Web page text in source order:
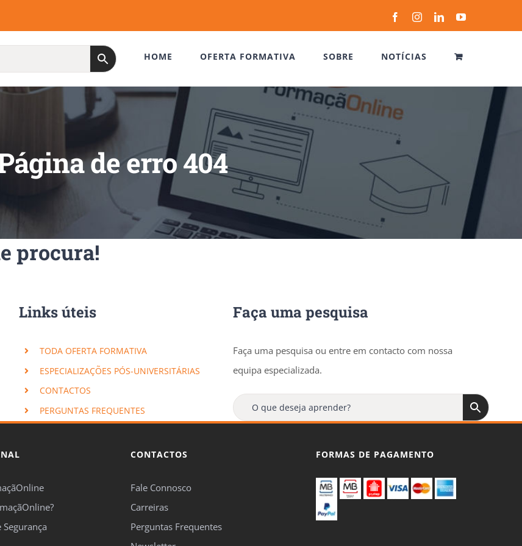
FacebookInstagramLinkedInYouTube
HOME OFERTA FORMATIVA SOBRE NOTÍCIAS
de erro 404
procura!
Links úteis
TODA OFERTA FORMATIVA
ESPECIALIZAÇÕES PÓS-UNIVERSITÁRIAS
CONTACTOS
PERGUNTAS FREQUENTES
Faça uma pesquisa
Faça uma pesquisa ou entre em contacto com nossa
equipa especializada.
Segurança
CONTACTOS
Fale Connosco
Carreiras
Perguntas Frequentes
FORMAS DE PAGAMENTO